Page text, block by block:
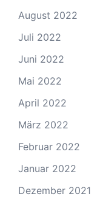
August 2022
Juli 2022
Juni 2022
Mai 2022
April 2022
März 2022
Februar 2022
Januar 2022
Dezember 2021